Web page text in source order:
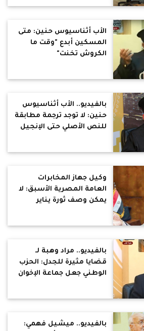
الأب أثناسيوس حنين: متى
المسكين أبدع "وقت ما
الكروش تخنت"
بالفيديو.. الأب أثناسيوس
حنين: لا توجد ترجمة مطابقة
للنص الأصلي حتى الإنجيل
وكيل جهاز المخابرات
العامة المصرية الأسبق: لا
يمكن وصف ثورة يناير
بالفيديو.. مراد وهبة لـ
قضايا مثيرة للجدل: الحزب
الوطني جعل جماعة الإخوان
بالفيديو.. ميشيل فهمي: